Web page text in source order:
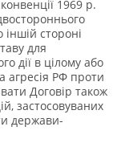
1969 р.
стороні
для
дії в цілому або
агресія РФ проти
Договір також
застосовуваних
держави-